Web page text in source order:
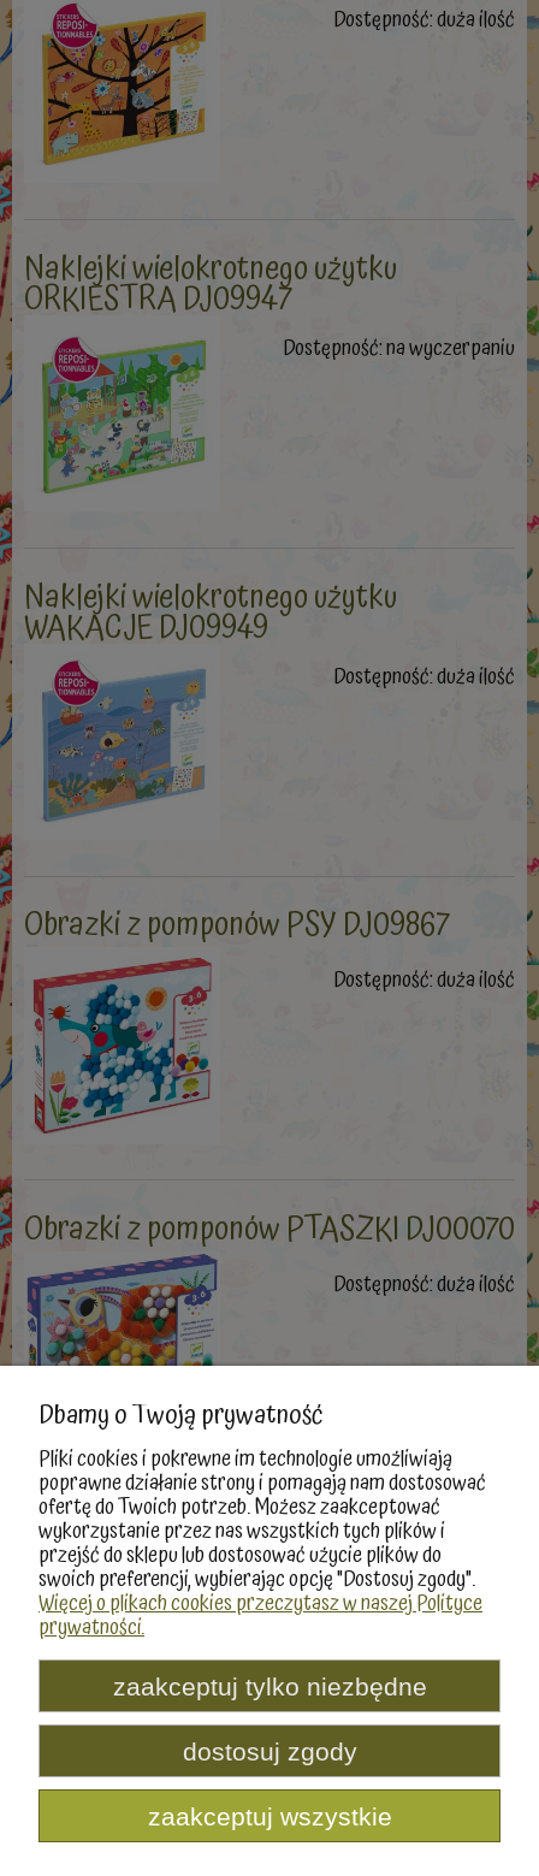
Dostępność:duża ilość
Naklejki wielokrotnego użytku
ORKIESTRA DJ09947
Dostępność:na wyczerpaniu
Naklejki wielokrotnego użytku
WAKACJE DJ09949
Dostępność:duża ilość
Obrazki z pomponów PSY DJ09867
Dostępność:duża ilość
Obrazki z pomponów PTASZKI DJ00070
Dostępność:duża ilość
« 1 2 3 4 »
Informacje
Produkty
Producenci
Dbamy o Twoją prywatność
Pliki cookies i pokrewne im technologie umożliwiają
poprawne działanie strony i pomagają nam dostosować
ofertę do Twoich potrzeb. Możesz zaakceptować
wykorzystanie przez nas wszystkich tych plików i
przejść do sklepu lub dostosować użycie plików do
swoich preferencji, wybierając opcję "Dostosuj zgody".
Więcej o plikach cookies przeczytasz w naszej Polityce
prywatności.
zaakceptuj tylko niezbędne
dostosuj zgody
zaakceptuj wszystkie